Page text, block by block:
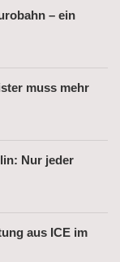
– ein
muss mehr
Nur jeder
aus ICE im